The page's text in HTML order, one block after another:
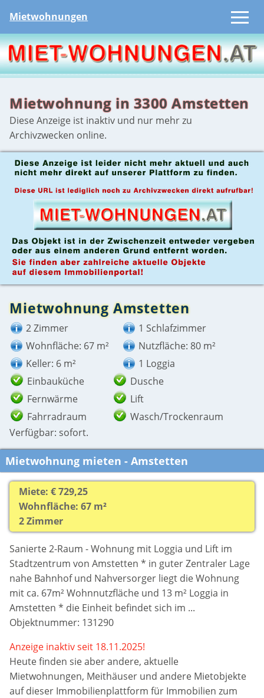
Mietwohnungen
Mietwohnung in 3300 Amstetten
Diese Anzeige ist inaktiv und nur mehr zu
Archivzwecken online.
Mietwohnung Amstetten
2 Zimmer
1 Schlafzimmer
Wohnfläche: 67 m²
Nutzfläche: 80 m²
Keller: 6 m²
1 Loggia
Einbauküche
Dusche
Fernwärme
Lift
Fahrradraum
Wasch/Trockenraum
Verfügbar: sofort.
Mietwohnung mieten - Amstetten
Miete: € 729,25
Wohnfläche: 67 m²
2 Zimmer
Sanierte 2-Raum - Wohnung mit Loggia und Lift im
Stadtzentrum von Amstetten * in guter Zentraler Lage
nahe Bahnhof und Nahversorger liegt die Wohnung
mit ca. 67m² Wohnnutzfläche und 13 m² Loggia in
Amstetten * die Einheit befindet sich im ...
Objektnummer: 131290
Anzeige inaktiv seit 18.11.2025!
Heute finden sie aberandere, aktuelle
Mietwohnungen, Meithäuser und andere Mietobjekte
auf dieser Immobilienplattform für Immobilien zum